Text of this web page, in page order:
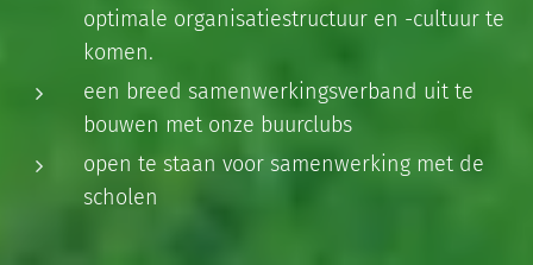
optimale organisatiestructuur en -cultuur te
komen.
een breed samenwerkingsverband uit te
bouwen met onze buurclubs
open te staan voor samenwerking met de
scholen